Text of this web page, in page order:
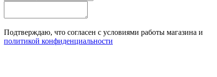
Подтверждаю, что согласен с условиями работы магазина и
политикой конфиденциальности